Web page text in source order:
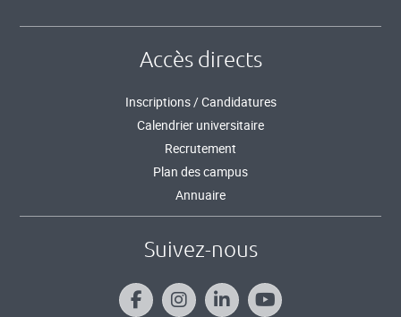
Accès directs
Inscriptions / Candidatures
Calendrier universitaire
Recrutement
Plan des campus
Annuaire
Suivez-nous